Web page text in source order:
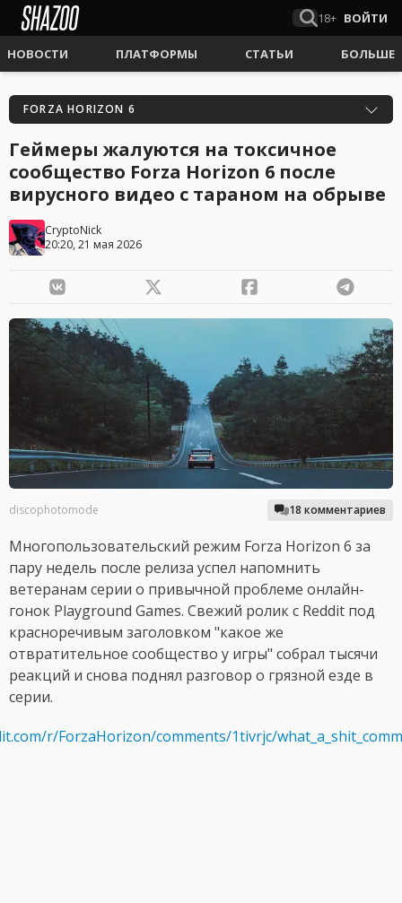
18+ ВОЙТИ
НОВОСТИ ПЛАТФОРМЫ СТАТЬИ БОЛЬШЕ
FORZA HORIZON 6
Геймеры жалуются на токсичное
сообщество Forza Horizon 6 после
вирусного видео с тараном на обрыве
CryptoNick
20:20, 21 мая 2026
discophotomode 18 комментариев
Многопользовательский режим Forza Horizon 6 за
пару недель после релиза успел напомнить
ветеранам серии о привычной проблеме онлайн-
гонок Playground Games. Свежий ролик с Reddit под
красноречивым заголовком "какое же
отвратительное сообщество у игры" собрал тысячи
реакций и снова поднял разговор о грязной езде в
серии.
r/ForzaHorizon/comments/1tivrjc/